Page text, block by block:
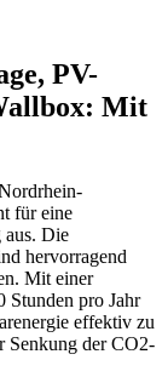
PV-
Mit
für eine
aus. Die
hervorragend
Mit einer
Stunden pro Jahr
effektiv zu
Senkung der CO2-